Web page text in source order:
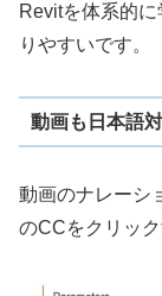
Revitを体系的
りやすいです。
動画も日本語
動画のナレーシ
のCCをクリッ